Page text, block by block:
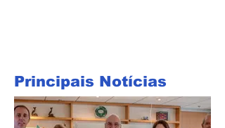
Principais Notícias